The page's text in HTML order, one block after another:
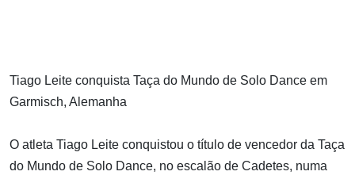
Tiago Leite conquista Taça do Mundo de Solo Dance em
Garmisch, Alemanha
O atleta Tiago Leite conquistou o título de vencedor da Taça
do Mundo de Solo Dance, no escalão de Cadetes, numa